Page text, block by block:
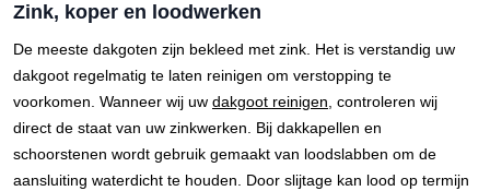
Zink, koper en loodwerken
De meeste dakgoten zijn bekleed met zink. Het is verstandig uw
dakgoot regelmatig te laten reinigen om verstopping te
voorkomen. Wanneer wij uw dakgoot reinigen, controleren wij
direct de staat van uw zinkwerken. Bij dakkapellen en
schoorstenen wordt gebruik gemaakt van loodslabben om de
aansluiting waterdicht te houden. Door slijtage kan lood op termijn